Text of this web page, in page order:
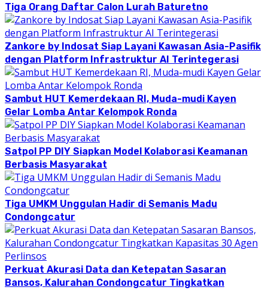
Tiga Orang Daftar Calon Lurah Baturetno
Zankore by Indosat Siap Layani Kawasan Asia-Pasifik
dengan Platform Infrastruktur AI Terintegerasi
Sambut HUT Kemerdekaan RI, Muda-mudi Kayen
Gelar Lomba Antar Kelompok Ronda
Satpol PP DIY Siapkan Model Kolaborasi Keamanan
Berbasis Masyarakat
Tiga UMKM Unggulan Hadir di Semanis Madu
Condongcatur
Perkuat Akurasi Data dan Ketepatan Sasaran
Bansos, Kalurahan Condongcatur Tingkatkan